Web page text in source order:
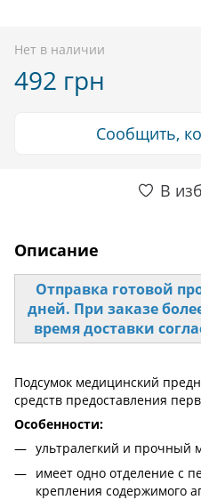
Нет в наличии
492 грн
Сообщить,
В
Описание
Отправка готовой
дней. При заказе
время доставки
Подсумок медицинский
средств предоставления
Особенности:
ультралегкий и прочный
имеет одно отделение с
крепления содержимого